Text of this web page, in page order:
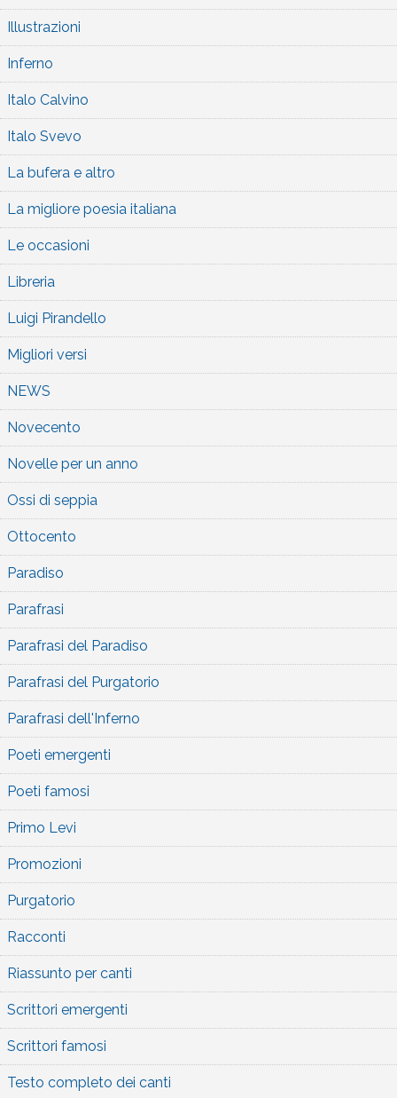
Illustrazioni
Inferno
Italo Calvino
Italo Svevo
La bufera e altro
La migliore poesia italiana
Le occasioni
Libreria
Luigi Pirandello
Migliori versi
NEWS
Novecento
Novelle per un anno
Ossi di seppia
Ottocento
Paradiso
Parafrasi
Parafrasi del Paradiso
Parafrasi del Purgatorio
Parafrasi dell'Inferno
Poeti emergenti
Poeti famosi
Primo Levi
Promozioni
Purgatorio
Racconti
Riassunto per canti
Scrittori emergenti
Scrittori famosi
Testo completo dei canti